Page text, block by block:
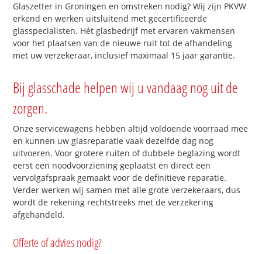
Glaszetter in Groningen en omstreken nodig? Wij zijn PKVW
erkend en werken uitsluitend met gecertificeerde
glasspecialisten. Hét glasbedrijf met ervaren vakmensen
voor het plaatsen van de nieuwe ruit tot de afhandeling
met uw verzekeraar, inclusief maximaal 15 jaar garantie.
Bij glasschade helpen wij u vandaag nog uit de
zorgen.
Onze servicewagens hebben altijd voldoende voorraad mee
en kunnen uw glasreparatie vaak dezelfde dag nog
uitvoeren. Voor grotere ruiten of dubbele beglazing wordt
eerst een noodvoorziening geplaatst en direct een
vervolgafspraak gemaakt voor de definitieve reparatie.
Verder werken wij samen met alle grote verzekeraars, dus
wordt de rekening rechtstreeks met de verzekering
afgehandeld.
Offerte of advies nodig?